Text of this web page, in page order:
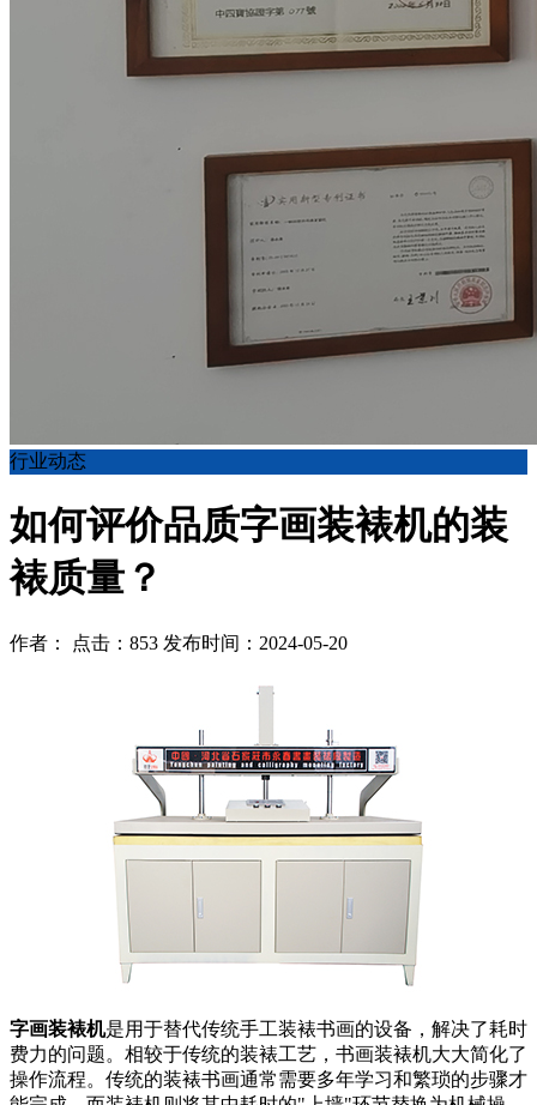
行业动态
如何评价品质字画装裱机的装
裱质量？
作者： 点击：853 发布时间：2024-05-20
字画装裱机是用于替代传统手工装裱书画的设备，解决了耗时
费力的问题。相较于传统的装裱工艺，书画装裱机大大简化了
操作流程。传统的装裱书画通常需要多年学习和繁琐的步骤才